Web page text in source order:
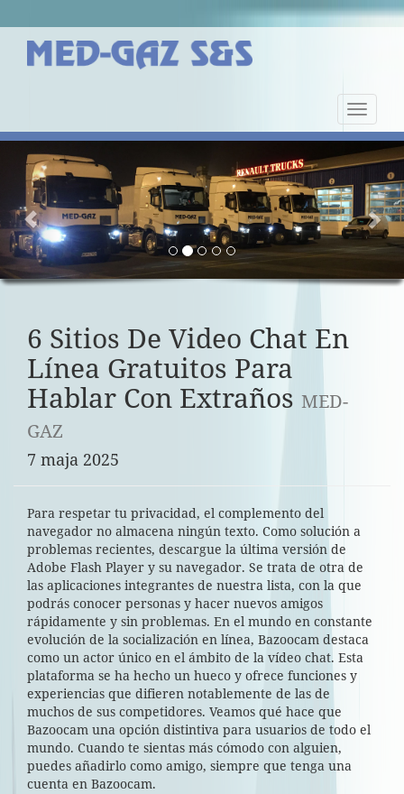
strony
Previous
6 Sitios De Video Chat En
Línea Gratuitos Para
Hablar Con Extraños MED-
GAZ
7 maja 2025
Para respetar tu privacidad, el complemento del
navegador no almacena ningún texto. Como solución a
problemas recientes, descargue la última versión de
Adobe Flash Player y su navegador. Se trata de otra de
las aplicaciones integrantes de nuestra lista, con la que
podrás conocer personas y hacer nuevos amigos
rápidamente y sin problemas. En el mundo en constante
evolución de la socialización en línea, Bazoocam destaca
como un actor único en el ámbito de la vídeo chat. Esta
plataforma se ha hecho un hueco y ofrece funciones y
experiencias que difieren notablemente de las de
muchos de sus competidores. Veamos qué hace que
Bazoocam una opción distintiva para usuarios de todo el
mundo. Cuando te sientas más cómodo con alguien,
puedes añadirlo como amigo, siempre que tenga una
cuenta en Bazoocam.